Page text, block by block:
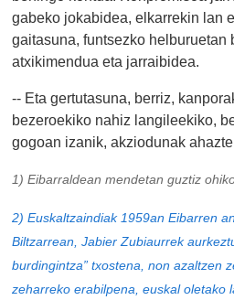
gabeko jokabidea, elkarrekin lan
gaitasuna, funtsezko helburuetan
atxikimendua eta jarraibidea.
-- Eta gertutasuna, berriz,
bezeroekiko nahiz langileekiko,
gogoan izanik, akziodunak
1) Eibarraldean mendetan guztiz
2) Euskaltzaindiak 1959an Eibarren
Biltzarrean, Jabier Zubiaurrek
burdingintza” txostena, non azaltzen
zeharreko erabilpena, euskal oletako